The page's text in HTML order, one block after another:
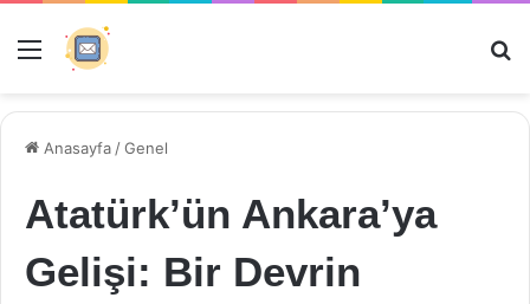
Menü
Anasayfa /Genel
Atatürk’ün Ankara’ya
Gelişi: Bir Devrin